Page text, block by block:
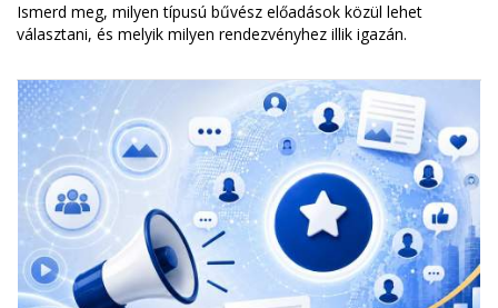
Ismerd meg, milyen típusú bűvész előadások közül lehet
választani, és melyik milyen rendezvényhez illik igazán.